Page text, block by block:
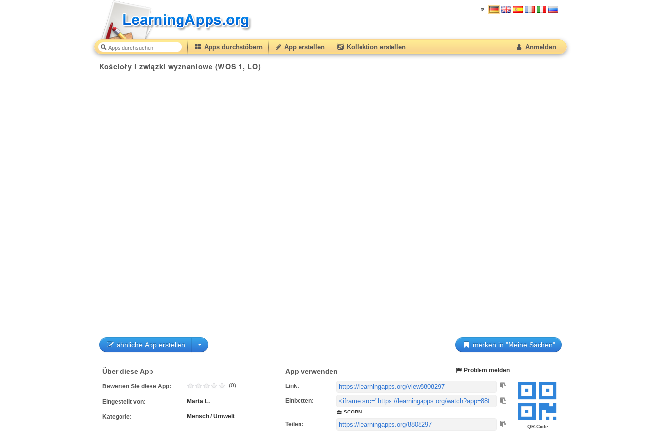
Apps durchstöbern App erstellen Kollektion erstellen Anmelden
Kościoły i związki wyznaniowe (WOS 1, LO)
ähnliche App erstellen merken in "Meine Sachen"
QR-Code
Über diese App
Bewerten Sie diese App: (0)
Eingestellt von: Marta L.
Kategorie: Mensch / Umwelt
App verwenden Problem melden
Link:
Einbetten:
SCORM
Teilen: